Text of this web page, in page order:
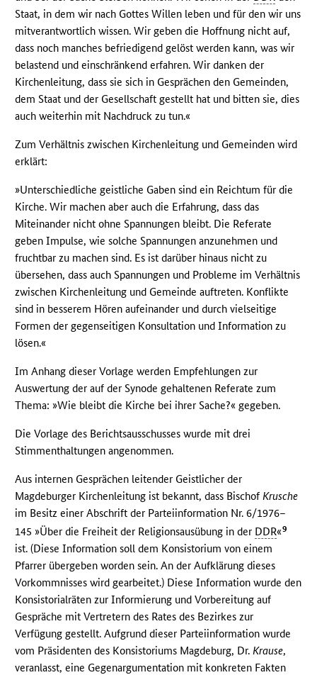
Staat, in dem wir nach Gottes Willen leben und für den wir uns
mitverantwortlich wissen. Wir geben die Hoffnung nicht auf,
dass noch manches befriedigend gelöst werden kann, was wir
belastend und einschränkend erfahren. Wir danken der
Kirchenleitung, dass sie sich in Gesprächen den Gemeinden,
dem Staat und der Gesellschaft gestellt hat und bitten sie, dies
auch weiterhin mit Nachdruck zu tun.«
Zum Verhältnis zwischen Kirchenleitung und Gemeinden wird
erklärt:
»Unterschiedliche geistliche Gaben sind ein Reichtum für die
Kirche. Wir machen aber auch die Erfahrung, dass das
Miteinander nicht ohne Spannungen bleibt. Die Referate
geben Impulse, wie solche Spannungen anzunehmen und
fruchtbar zu machen sind. Es ist darüber hinaus nicht zu
übersehen, dass auch Spannungen und Probleme im Verhältnis
zwischen Kirchenleitung und Gemeinde auftreten. Konflikte
sind in besserem Hören aufeinander und durch vielseitige
Formen der gegenseitigen Konsultation und Information zu
lösen.«
Im Anhang dieser Vorlage werden Empfehlungen zur
Auswertung der auf der Synode gehaltenen Referate zum
Thema: »Wie bleibt die Kirche bei ihrer Sache?« gegeben.
Die Vorlage des Berichtsausschusses wurde mit drei
Stimmenthaltungen angenommen.
Aus internen Gesprächen leitender Geistlicher der
Magdeburger Kirchenleitung ist bekannt, dass BischofKrusche
im Besitz einer Abschrift der Parteiinformation Nr. 6/1976–
145 »Über die Freiheit der Religionsausübung in der DDR«9
ist. (Diese Information soll dem Konsistorium von einem
Pfarrer übergeben worden sein. An der Aufklärung dieses
Vorkommnisses wird gearbeitet.) Diese Information wurde den
Konsistorialräten zur Informierung und Vorbereitung auf
Gespräche mit Vertretern des Rates des Bezirkes zur
Verfügung gestellt. Aufgrund dieser Parteiinformation wurde
vom Präsidenten des Konsistoriums Magdeburg, Dr.Krause,
veranlasst, eine Gegenargumentation mit konkreten Fakten